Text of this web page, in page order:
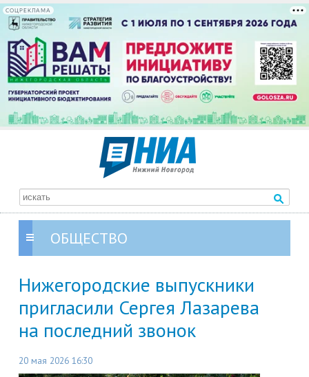
СОЦРЕКЛАМА
ОБЩЕСТВО
Нижегородские выпускники
пригласили Сергея Лазарева
на последний звонок
20 мая 2026 16:30